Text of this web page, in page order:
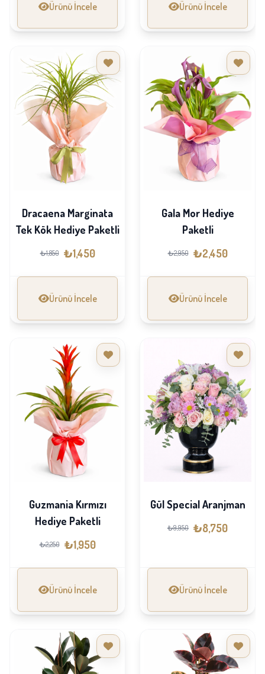
Ürünü İncele Ürünü İncele
Dracaena Marginata
Tek Kök Hediye Paketli
₺1,850 ₺1,450
Ürünü İncele
Gala Mor Hediye
Paketli
₺2,950 ₺2,450
Ürünü İncele
Guzmania Kırmızı
Hediye Paketli
₺2,250 ₺1,950
Ürünü İncele
Gül Special Aranjman
₺9,950 ₺8,750
Ürünü İncele